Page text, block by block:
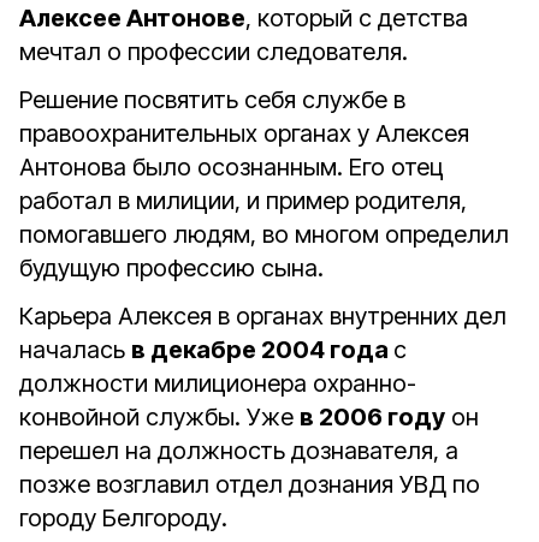
Алексее Антонове, который с детства
мечтал о профессии следователя.
Решение посвятить себя службе в
правоохранительных органах у Алексея
Антонова было осознанным. Его отец
работал в милиции, и пример родителя,
помогавшего людям, во многом определил
будущую профессию сына.
Карьера Алексея в органах внутренних дел
началась в декабре 2004 года с
должности милиционера охранно-
конвойной службы. Уже в 2006 году он
перешел на должность дознавателя, а
позже возглавил отдел дознания УВД по
городу Белгороду.